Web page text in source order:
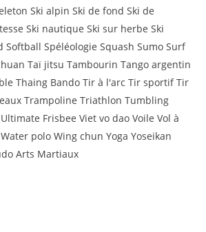
Ski alpin Ski de fond Ski de
Ski nautique Ski sur herbe Ski
Softball Spéléologie Squash Sumo Surf
Taï jitsu Tambourin Tango argentin
Thaing Bando Tir à l'arc Tir sportif Tir
Trampoline Triathlon Tumbling
Frisbee Viet vo dao Voile Vol à
polo Wing chun Yoga Yoseikan
Arts Martiaux